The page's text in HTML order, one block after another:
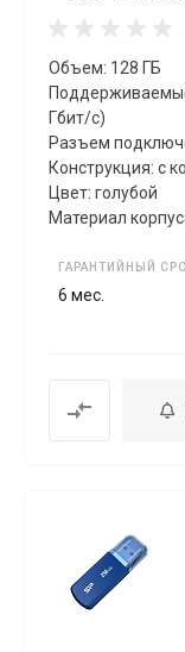
Объем: 128 ГБ
Гбит/с)
Разъем
Конструкция: с
Цвет: голубой
Материал
ГАРАНТИЙНЫЙ
6 мес.